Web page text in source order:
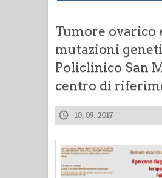
Tumore ovarico
mutazioni
Policlinico San
centro di
10, 09, 2017